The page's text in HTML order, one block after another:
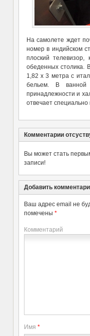
На самолете ждет
номер в индийском
плоский
обеденных столика.
1,82 х 3 метра с
бельем. В ванной
принадлежности и
отвечает
Комментарии
Вы может стать
записи!
Добавить
Ваш адрес email не
помечены *
Комментарий
Имя *